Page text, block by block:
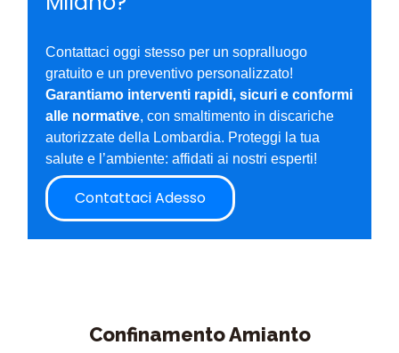
Contattaci oggi stesso per un sopralluogo
gratuito e un preventivo personalizzato!
Garantiamo interventi rapidi, sicuri e conformi
alle normative, con smaltimento in discariche
autorizzate della Lombardia. Proteggi la tua
salute e l’ambiente: affidati ai nostri esperti!
Contattaci Adesso
Confinamento Amianto